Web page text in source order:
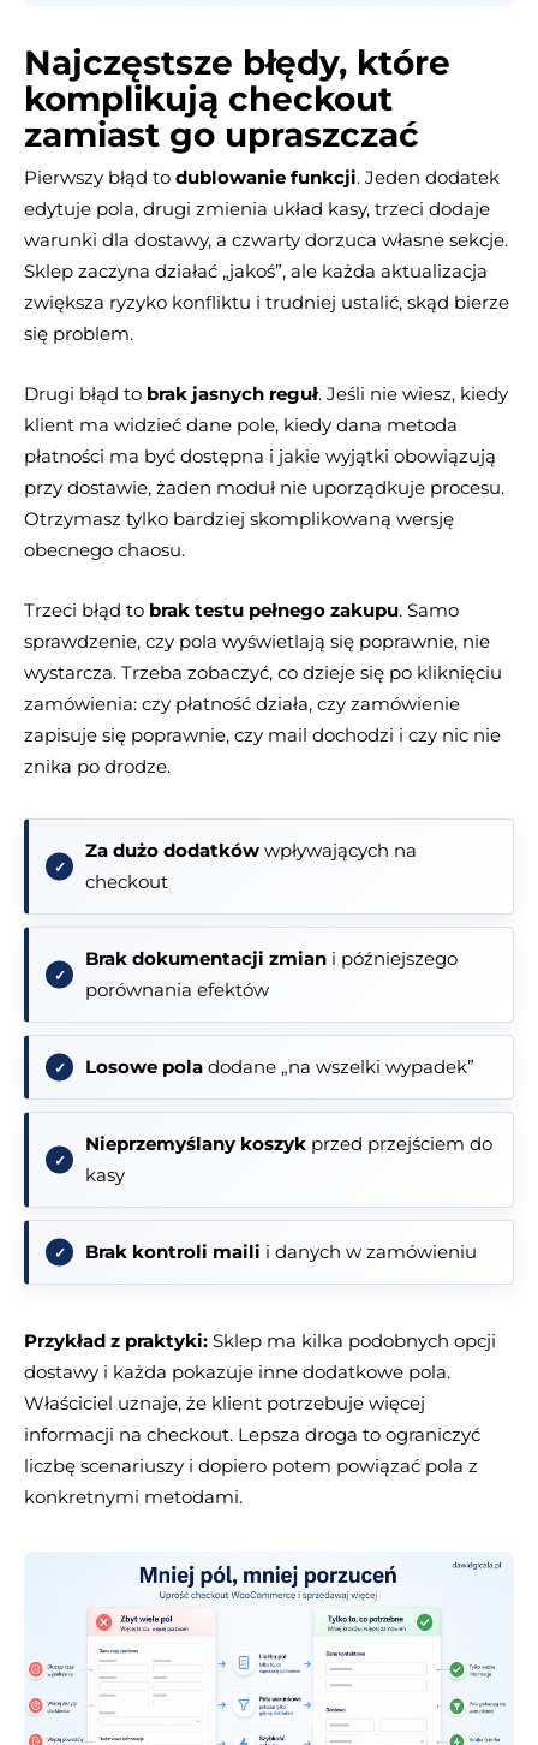
Najczęstsze błędy, które
komplikują checkout
zamiast go upraszczać
Pierwszy błąd to dublowanie funkcji. Jeden dodatek
edytuje pola, drugi zmienia układ kasy, trzeci dodaje
warunki dla dostawy, a czwarty dorzuca własne sekcje.
Sklep zaczyna działać „jakoś”, ale każda aktualizacja
zwiększa ryzyko konfliktu i trudniej ustalić, skąd bierze
się problem.
Drugi błąd to brak jasnych reguł. Jeśli nie wiesz, kiedy
klient ma widzieć dane pole, kiedy dana metoda
płatności ma być dostępna i jakie wyjątki obowiązują
przy dostawie, żaden moduł nie uporządkuje procesu.
Otrzymasz tylko bardziej skomplikowaną wersję
obecnego chaosu.
Trzeci błąd to brak testu pełnego zakupu. Samo
sprawdzenie, czy pola wyświetlają się poprawnie, nie
wystarcza. Trzeba zobaczyć, co dzieje się po kliknięciu
zamówienia: czy płatność działa, czy zamówienie
zapisuje się poprawnie, czy mail dochodzi i czy nic nie
znika po drodze.
Za dużo dodatków wpływających na
checkout
Brak dokumentacji zmian i późniejszego
porównania efektów
Losowe pola dodane „na wszelki wypadek”
Nieprzemyślany koszyk przed przejściem do
kasy
Brak kontroli maili i danych w zamówieniu
Przykład z praktyki: Sklep ma kilka podobnych opcji
dostawy i każda pokazuje inne dodatkowe pola.
Właściciel uznaje, że klient potrzebuje więcej
informacji na checkout. Lepsza droga to ograniczyć
liczbę scenariuszy i dopiero potem powiązać pola z
konkretnymi metodami.